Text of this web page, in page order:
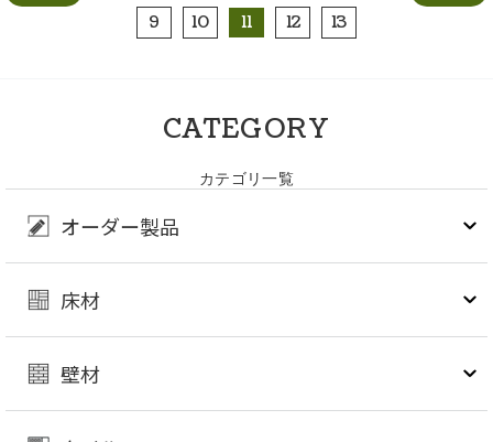
9 10 11 12 13
CATEGORY
カテゴリ一覧
オーダー製品
床材
壁材